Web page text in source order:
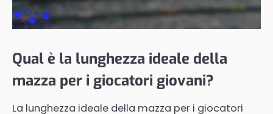
Qual è la lunghezza ideale della
mazza per i giocatori giovani?
La lunghezza ideale della mazza per i giocatori